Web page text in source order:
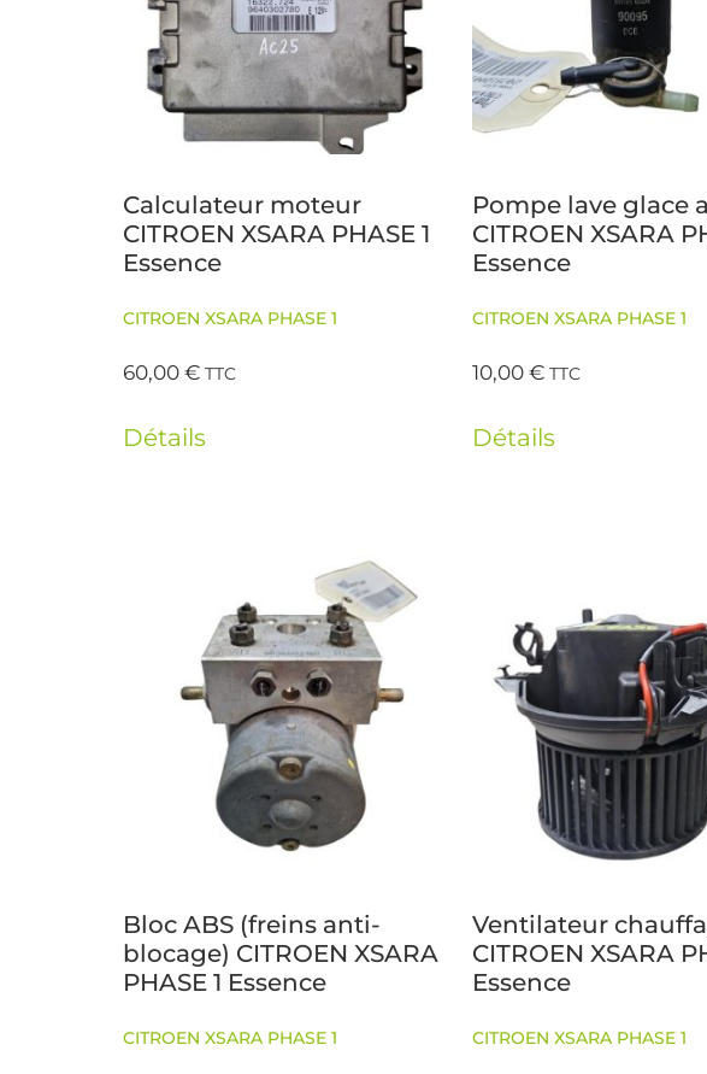
Calculateur moteur
CITROEN XSARA PHASE 1
Essence
CITROEN XSARA PHASE 1
60,00€ TTC
Détails
Pompe lave glace
CITROEN XSARA
Essence
CITROEN XSARA PHASE 1
10,00€ TTC
Détails
Bloc ABS (freins anti-
blocage) CITROEN XSARA
PHASE 1 Essence
CITROEN XSARA PHASE 1
Ventilateur
CITROEN XSARA
Essence
CITROEN XSARA PHASE 1